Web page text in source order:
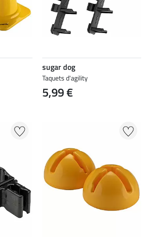
sugar dog
Taquets d'agility
5,99 €